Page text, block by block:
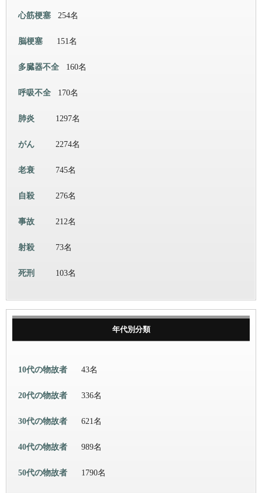
心筋梗塞 254名
脳梗塞 151名
多臓器不全 160名
呼吸不全 170名
肺炎 1297名
がん 2274名
老衰 745名
自殺 276名
事故 212名
射殺 73名
死刑 103名
年代別分類
10代の物故者 43名
20代の物故者 336名
30代の物故者 621名
40代の物故者 989名
50代の物故者 1790名